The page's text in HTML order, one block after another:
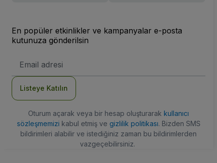
En popüler etkinlikler ve kampanyalar e-posta
kutunuza gönderilsin
posta
Listeye Katılın
Oturum açarak veya bir hesap oluşturarak kullanıcı
sözleşmemizi kabul etmiş ve gizlilik politikası. Bizden SMS
bildirimleri alabilir ve istediğiniz zaman bu bildirimlerden
vazgeçebilirsiniz.